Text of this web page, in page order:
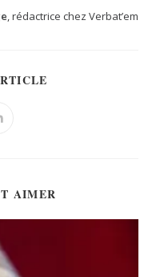
,rédactrice chez Verbat’em
AIMER